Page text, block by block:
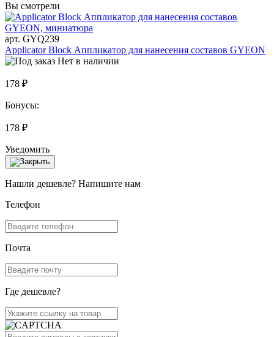
Вы смотрели
арт. GYQ239
Applicator Block Аппликатор для нанесения составов GYEON
Нет в наличии
178 ₽
Бонусы:
178 ₽
Уведомить
Нашли дешевле? Напишите нам
Телефон
Почта
Где дешевле?